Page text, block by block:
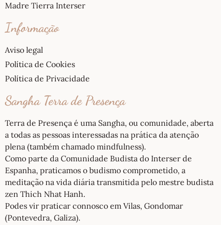
Madre Tierra Interser
Informação
Aviso legal
Política de Cookies
Política de Privacidade
Sangha Terra de Presença
Terra de Presença é uma Sangha, ou comunidade, aberta
a todas as pessoas interessadas na prática da atenção
plena (também chamado mindfulness).
Como parte da Comunidade Budista do Interser de
Espanha, praticamos o budismo comprometido, a
meditação na vida diária transmitida pelo mestre budista
zen Thich Nhat Hanh.
Podes vir praticar connosco em Vilas, Gondomar
(Pontevedra, Galiza).